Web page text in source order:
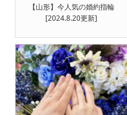
【山形】今人気の婚約指輪
[2024.8.20更新]